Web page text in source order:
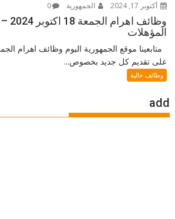
أكتوبر 17, 2024 الجمهورية 0
المؤهلات
متابعينا موقع الجمهورية اليوم وظائف اهرام
على تقديم كل جديد بخصوص...
وظائف خالية
add